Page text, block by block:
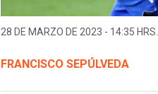
28 DE MARZO DE 2023 - 14:35 HRS.
FRANCISCO SEPÚLVEDA